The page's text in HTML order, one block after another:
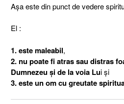
Așa este din punct de vedere
El :
1. este maleabil,
2. nu poate fi atras sau distras
Dumnezeu și de la voia Lui și
3. este un om cu greutate